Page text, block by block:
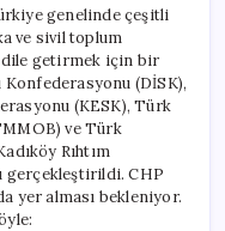
Yürüyüşü
Tamamlandı
için
genelinde çeşitli
ve sivil toplum
dile getirmek için bir
(DİSK),
(KESK), Türk
ve Türk
Rıhtım
gerçekleştirildi. CHP
yer alması bekleniyor.